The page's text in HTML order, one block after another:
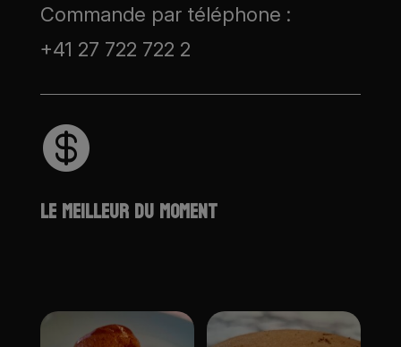
Commande par téléphone :
+41 27 722 722 2

LE MEILLEUR DU MOMENT